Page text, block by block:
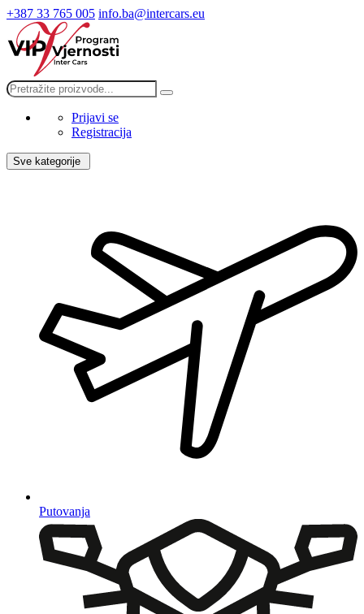
+387 33 765 005 info.ba@intercars.eu
Prijavi se
Registracija
Sve kategorije
Putovanja